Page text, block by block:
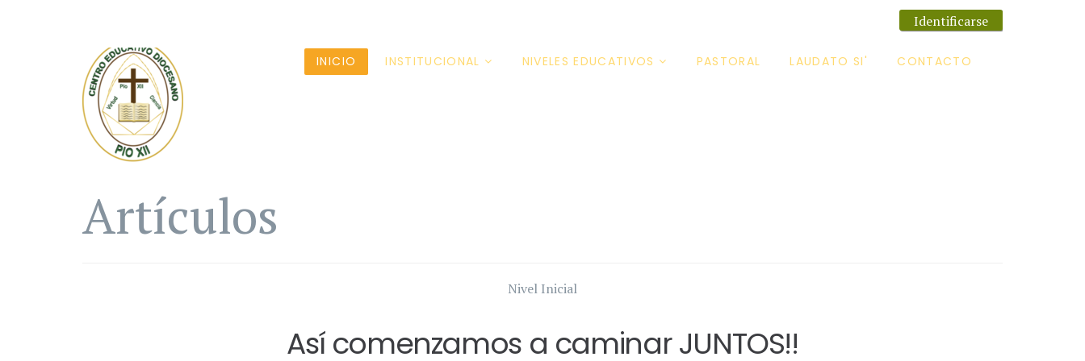
Identificarse
INICIO INSTITUCIONAL NIVELES EDUCATIVOS PASTORAL LAUDATO SI' CONTACTO
Artículos
Nivel Inicial
Así comenzamos a caminar JUNTOS!!